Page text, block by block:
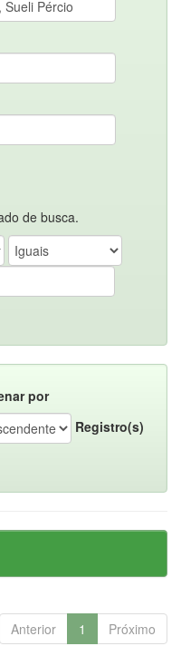
de busca.
por
Registro(s)
Anterior 1 Próximo